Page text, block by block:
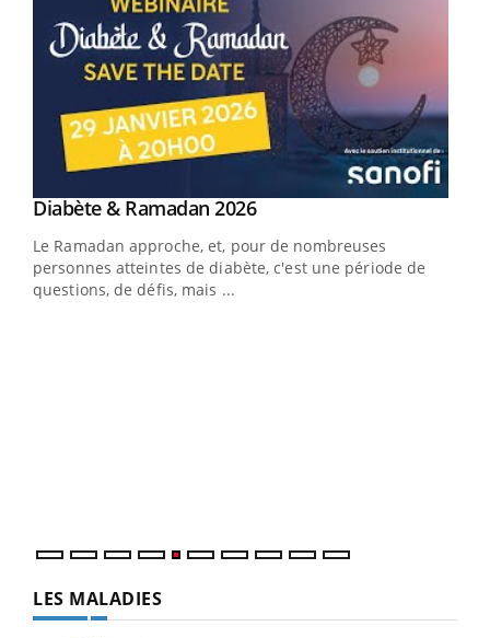
Youtube
Diabète & Ramadan 2026Youtube
Le Ramadan approche, et, pour de nombreuses
personnes atteintes de diabète, c'est une période de
questions, de défis, mais ...
LES MALADIES